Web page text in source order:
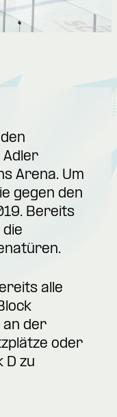
Adler
Arena. Um
gegen den
Bereits
alle
an der
oder
D zu